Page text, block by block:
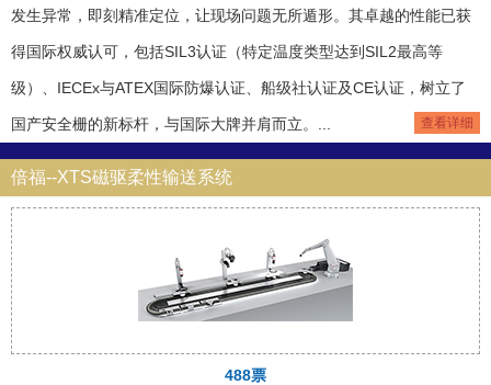
发生异常，即刻精准定位，让现场问题无所遁形。其卓越的性能已获
得国际权威认可，包括SIL3认证（特定温度类型达到SIL2最高等
级）、IECEx与ATEX国际防爆认证、船级社认证及CE认证，树立了
国产安全栅的新标杆，与国际大牌并肩而立。... 查看详细
倍福--XTS磁驱柔性输送系统
488票